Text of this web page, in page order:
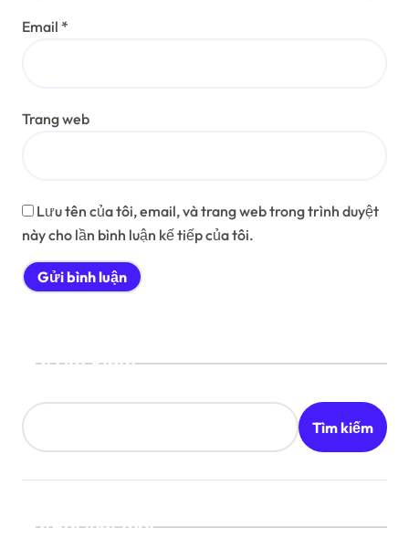
Email *
Trang web
Lưu tên của tôi, email, và trang web trong trình duyệt
này cho lần bình luận kế tiếp của tôi.
Tìm kiếm
Tìm kiếm
Bài viết mới